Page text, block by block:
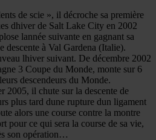
de scie », il décroche sa première
dhiver de Salt Lake City en 2002
lannée suivante en gagnant sa
descente à Val Gardena (Italie).
lhiver suivant. De décembre 2002
3 Coupe du Monde, monte sur 6
descendeurs du Monde.
2005, il chute sur la descente de
plus tard dune rupture dun ligament
alors une course contre la montre
pour ce qui sera la course de sa vie,
son opération…